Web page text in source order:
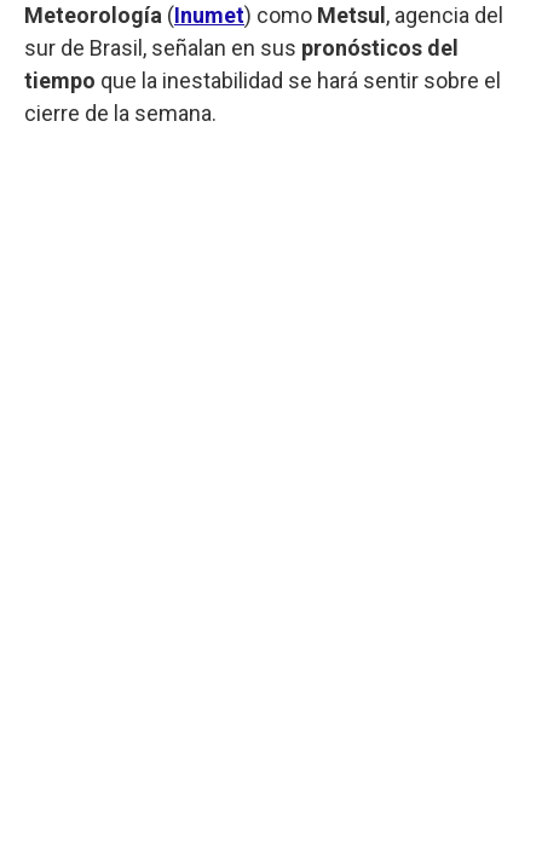
Meteorología (Inumet) como Metsul , agencia del
sur de Brasil, señalan en sus pronósticos del
tiempo que la inestabilidad se hará sentir sobre el
cierre de la semana.